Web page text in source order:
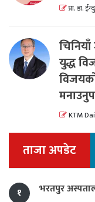
प्रा. डा.
युद्ध
KTM
ताजा अपडेट
१ भरतपुर